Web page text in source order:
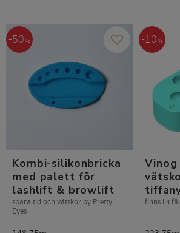
Kombi-silikonbricka
med palett för
lashlift & browlift
spara tid och vätskor by Pretty
Eyes
50 % Lägg till i
finns i 4
10 %